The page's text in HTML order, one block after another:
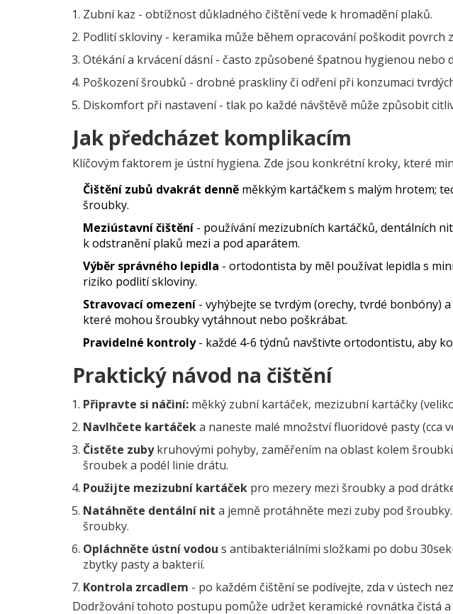
Zubní kaz - obtížnost důkladného čištění vede k hromadění plaků.
Podlití skloviny - keramika může během opracování poškodit povrch
Otékání a krvácení dásní - často způsobené špatnou hygienou nebo
Poškození šroubků - drobné praskliny či odření při konzumaci
Diskomfort při nastavení - tlak po každé návštěvě může způsobit
Jak předcházet komplikacím
Klíčovým faktorem je ústní hygiena. Zde jsou konkrétní kroky, které
Čištění zubů dvakrát denně měkkým kartáčkem s malým hrotem;
šroubky.
Meziústavní čištění - používání mezizubních kartáčků, dentálních
k odstranění plaků mezi a pod aparátem.
Výběr správného lepidla - ortodontista by měl používat lepidla s
riziko podlití skloviny.
Stravovací omezení - vyhýbejte se tvrdým (orechy, tvrdé bonbóny)
které mohou šroubky vytáhnout nebo poškrábat.
Pravidelné kontroly- každé 4-6 týdnů navštivte ortodontistu, aby
Praktický návod na čištění
Připravte si náčiní: měkký zubní kartáček, mezizubní kartáčky
Navlhčete kartáčeka naneste malé množství fluoridové pasty (cca
Čistěte zubykruhovými pohyby, zaměřením na oblast kolem
šroubek a podél linie drátu.
Použijte mezizubní kartáček pro mezery mezi šroubky a pod
Natáhněte dentální nit a jemně protáhněte mezi zuby pod
šroubky.
Opláchněte ústní vodou s antibakteriálními složkami po dobu
zbytky pasty a bakterií.
Kontrola zrcadlem - po každém čištění se podívejte, zda v ústech
Dodržování tohoto postupu pomůže udržet keramické rovnátka čistá